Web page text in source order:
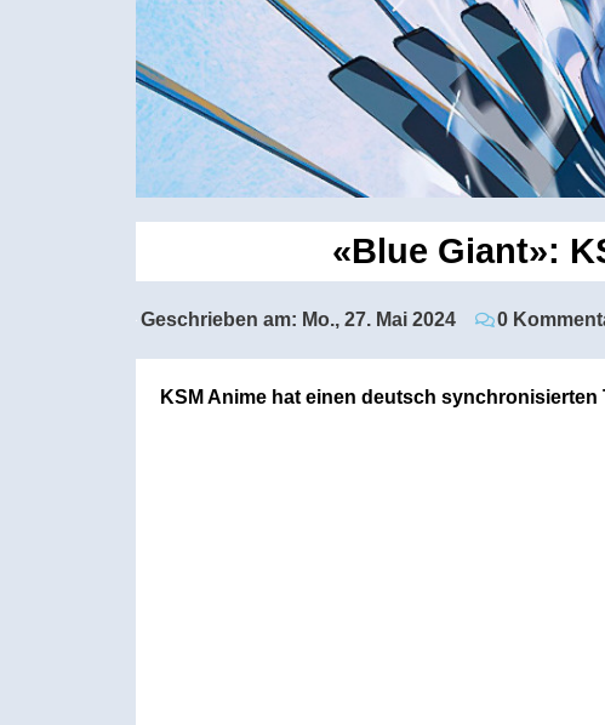
«Blue Giant»:
Geschrieben am: Mo., 27. Mai 2024 0
KSM Anime hat einen deutsch